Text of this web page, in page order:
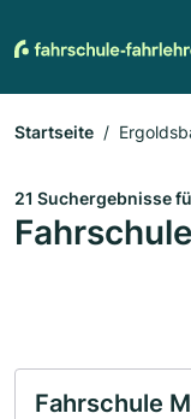
Startseite
21 Suchergebnisse
Fahrschule